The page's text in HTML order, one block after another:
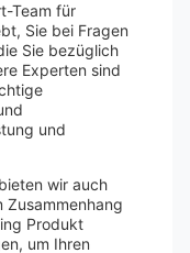
Team für
Sie bei Fragen
Sie bezüglich
Experten sind
und
wir auch
Zusammenhang
Produkt
um Ihren